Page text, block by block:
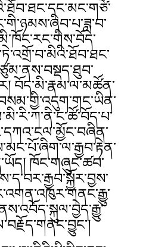
བོད་མི་རྣམ་ལ་མཚོན་
ཁོང་གཞུང་ཚབ་